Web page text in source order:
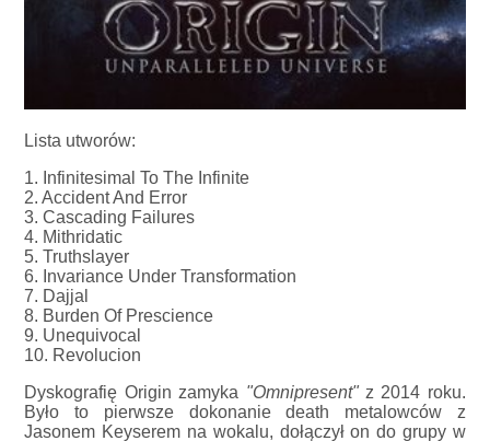
Lista utworów:
1. Infinitesimal To The Infinite
2. Accident And Error
3. Cascading Failures
4. Mithridatic
5. Truthslayer
6. Invariance Under Transformation
7. Dajjal
8. Burden Of Prescience
9. Unequivocal
10. Revolucion
Dyskografię Origin zamyka "Omnipresent"z 2014 roku.
Było to pierwsze dokonanie death metalowców z
Jasonem Keyserem na wokalu, dołączył on do grupy w